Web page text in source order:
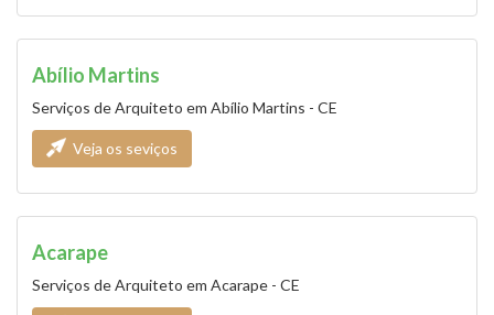
Abílio Martins
Serviços de Arquiteto em Abílio Martins - CE
Veja os seviços
Acarape
Serviços de Arquiteto em Acarape - CE